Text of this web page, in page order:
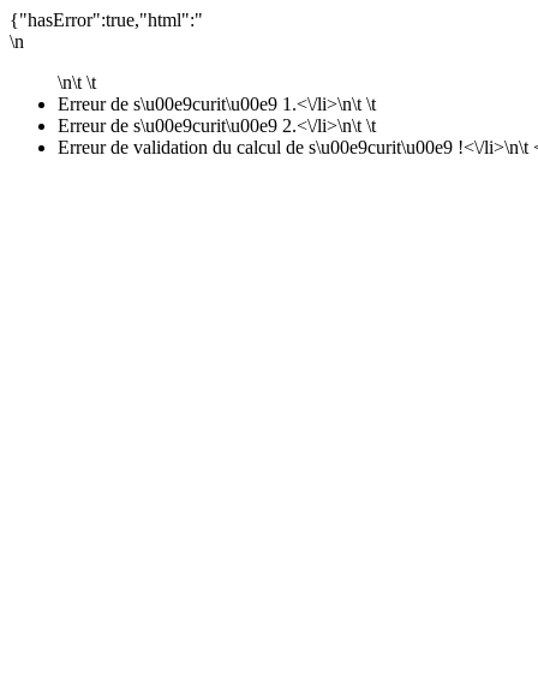
{"hasError":true,"html":"
\n
\n\t \t
Erreur de s\u00e9curit\u00e9 1.<\/li>\n\t \t
Erreur de s\u00e9curit\u00e9 2.<\/li>\n\t \t
Erreur de validation du calcul de s\u00e9curit\u00e9 !<\/